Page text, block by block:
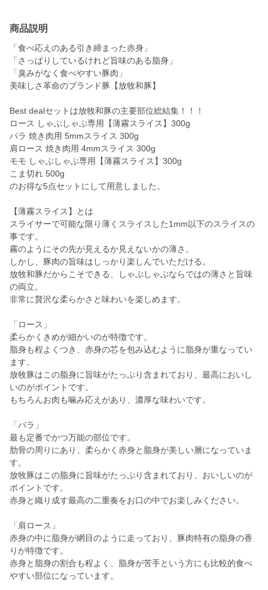
商品説明
「食べ応えのある引き締まった赤身」
「さっぱりしているけれど旨味のある脂身」
「臭みがなく食べやすい豚肉」
美味しさ革命のブランド豚【放牧和豚】
Best dealセットは放牧和豚の主要部位総結集！！！
ロース しゃぶしゃぶ専用【薄霧スライス】300g
バラ 焼き肉用 5mmスライス 300g
肩ロース 焼き肉用 4mmスライス 300g
モモ しゃぶしゃぶ専用【薄霧スライス】300g
こま切れ 500g
のお得な5点セットにして用意しました。
【薄霧スライス】とは
スライサーで可能な限り薄くスライスした1mm以下のスライスの
事です。
霧のようにその先が見えるか見えないかの薄さ。
しかし、豚肉の旨味はしっかり楽しんでいただける。
放牧和豚だからこそできる、しゃぶしゃぶならではの薄さと旨味
の両立。
非常に贅沢な柔らかさと味わいを楽しめます。
「ロース」
柔らかくきめが細かいのが特徴です。
脂身も程よくつき、赤身の芯を包み込むように脂身が重なってい
ます。
放牧豚はこの脂身に旨味がたっぷり含まれており、最高においし
いのがポイントです。
もちろんお肉も噛み応えがあり、濃厚な味わいです。
「バラ」
最も定番でかつ万能の部位です。
肋骨の周りにあり、柔らかく赤身と脂身が美しい層になっていま
す。
放牧豚はこの脂身に旨味がたっぷり含まれており、おいしいのが
ポイントです。
赤身と織り成す最高の二重奏をお口の中でお楽しみください。
「肩ロース」
赤身の中に脂身が網目のように走っており、豚肉特有の脂身の香
りが特徴です。
赤身と脂身の割合も程よく、脂身が苦手という方にも比較的食べ
やすい部位になっています。